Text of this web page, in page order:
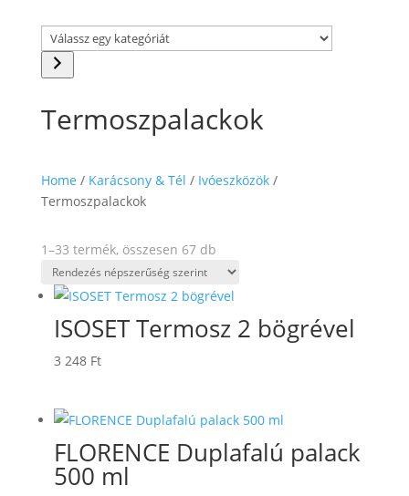
Válassz
egy
kategóriát
Termoszpalackok
Home / Karácsony & Tél / Ivóeszközök/
Termoszpalackok
1–33 termék, összesen 67 dbSorted
by
popularity
ISOSET Termosz 2 bögrével
3 248 Ft
FLORENCE Duplafalú palack
500 ml